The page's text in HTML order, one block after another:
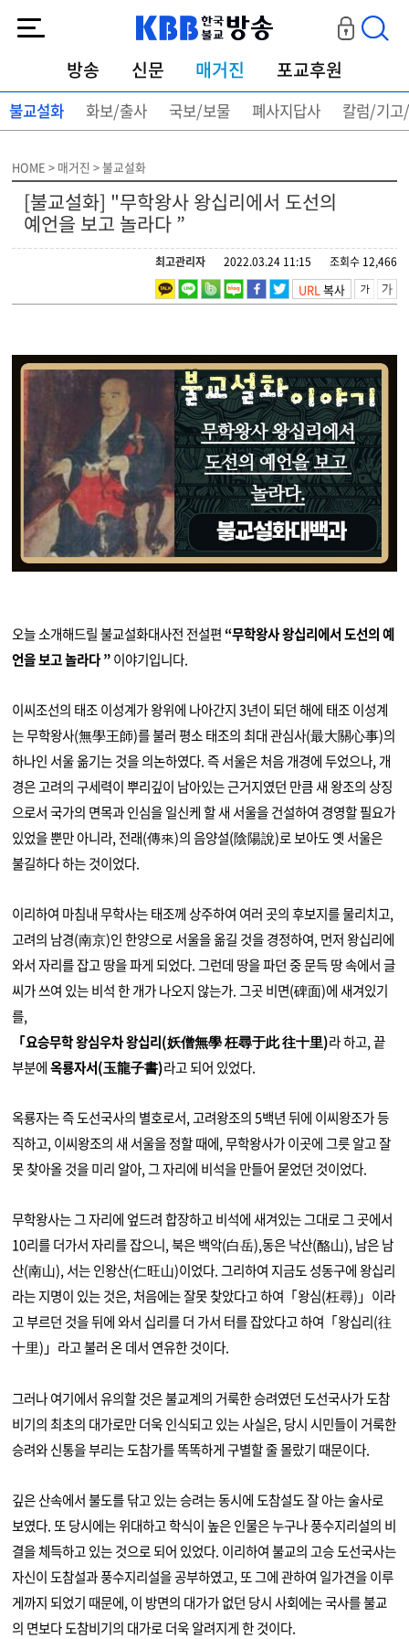
방송 신문 매거진 포교후원
불교설화 화보/출사 국보/보물 폐사지답사 칼럼/기고
HOME > 매거진 > 불교설화
[불교설화] "무학왕사 왕십리에서 도선의
예언을 보고 놀라다 ”
조회수 12,466
2022.03.24 11:15
최고관리자
URL복사
오늘 소개해드릴 불교설화대사전 전설편 “무학왕사 왕십리에서 도선의 예
언을 보고 놀라다 ”이야기입니다.
이씨조선의 태조 이성계가 왕위에 나아간지 3년이 되던 해에 태조 이성계
는 무학왕사(無學王師)를 불러 평소 태조의 최대 관심사(最大關心事)의
하나인 서울 옮기는 것을 의논하였다.즉 서울은 처음 개경에 두었으나, 개
경은 고려의 구세력이 뿌리깊이 남아있는 근거지였던 만큼 새 왕조의 상징
으로서 국가의 면목과 인심을 일신케 할 새 서울을 건설하여 경영할 필요가
있었을 뿐만 아니라, 전래(傳來)의 음양설(陰陽說)로 보아도 옛 서울은
불길하다 하는 것이었다.
이리하여 마침내 무학사는 태조께 상주하여 여러 곳의 후보지를 물리치고,
고려의 남경(南京)인 한양으로 서울을 옮길 것을 경정하여, 먼저 왕십리에
와서 자리를 잡고 땅을 파게 되었다.그런데 땅을 파던 중 문득 땅 속에서 글
씨가 쓰여 있는 비석 한 개가 나오지 않는가.그곳 비면(碑面)에 새겨있기
를,
「요승무학 왕심우차 왕십리(妖僧無學 枉尋于此 往十里)라 하고, 끝
부분에옥룡자서(玉龍子書)라고 되어 있었다.
옥룡자는 즉 도선국사의 별호로서, 고려왕조의 5백년 뒤에 이씨왕조가 등
직하고, 이씨왕조의 새 서울을 정할 때에, 무학왕사가 이곳에 그릇 알고 잘
못 찾아올 것을 미리 알아, 그 자리에 비석을 만들어 묻었던 것이었다.
무학왕사는 그 자리에 엎드려 합장하고 비석에 새겨있는 그대로 그 곳에서
10리를 더가서 자리를 잡으니, 북은 백악(白岳),동은 낙산(酪山), 남은 남
산(南山), 서는 인왕산(仁旺山)이었다.그리하여 지금도 성동구에 왕십리
라는 지명이 있는 것은, 처음에는 잘못 찾았다고 하여「왕심(枉尋)」이라
고 부르던 것을 뒤에 와서 십리를 더 가서 터를 잡았다고 하여「왕십리(往
十里)」라고 불러 온 데서 연유한 것이다.
그러나 여기에서 유의할 것은 불교계의 거룩한 승려였던 도선국사가 도참
비기의 최초의 대가로만 더욱 인식되고 있는 사실은, 당시 시민들이 거룩한
승려와 신통을 부리는 도참가를 똑똑하게 구별할 줄 몰랐기 때문이다.
깊은 산속에서 불도를 닦고 있는 승려는 동시에 도참설도 잘 아는 술사로
보였다.또 당시에는 위대하고 학식이 높은 인물은 누구나 풍수지리설의 비
결을 체득하고 있는 것으로 되어 있었다. 이리하여 불교의 고승 도선국사는
자신이 도참설과 풍수지리설을 공부하였고, 또 그에 관하여 일가견을 이루
게까지 되었기 때문에, 이 방면의 대가가 없던 당시 사회에는 국사를 불교
의 면보다 도참비기의 대가로 더욱 알려지게 한 것이다.